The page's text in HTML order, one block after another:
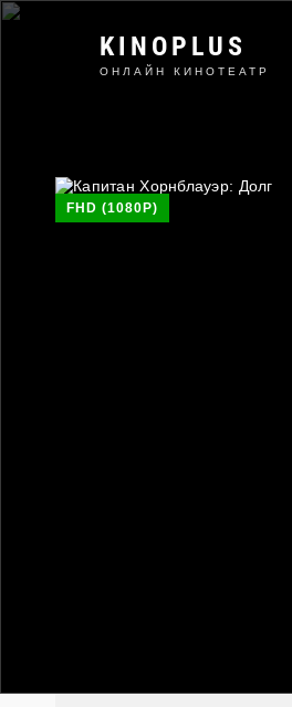
KINOPLUS
ОНЛАЙН КИНОТЕАТР
FHD (1080P)